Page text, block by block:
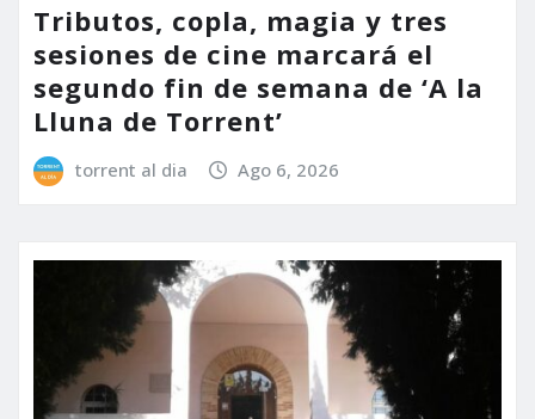
Tributos, copla, magia y tres
sesiones de cine marcará el
segundo fin de semana de ‘A la
Lluna de Torrent’
torrent al dia Ago 6, 2026